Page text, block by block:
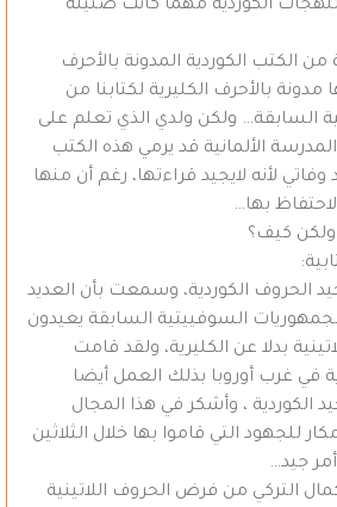
الكوردية مهما كانت ضئيلة
الكتب الكوردية المدونة بالأحرف
بالأحرف الكليرية لكتابنا من
السابقة… ولكن ولدي الذي تعلم على
الألمانية قد يرمي هذه الكتب
لأنه لايجيد قراءتها، رغم أن منها
بها…
ولكن كيف؟
الحروف الكوردية، وسمعت بأن العديد
السوفييتية السابقة يعيدون
بدلا عن الكليرية، ولقد قامت
في غرب أوروبا بذلك العمل أيضا
الكوردية ، وأشكر في هذا المجال
للجهود التي قاموا بها خلال الثلاثين
جيد…
التركي من فرض الحروف اللاتينية